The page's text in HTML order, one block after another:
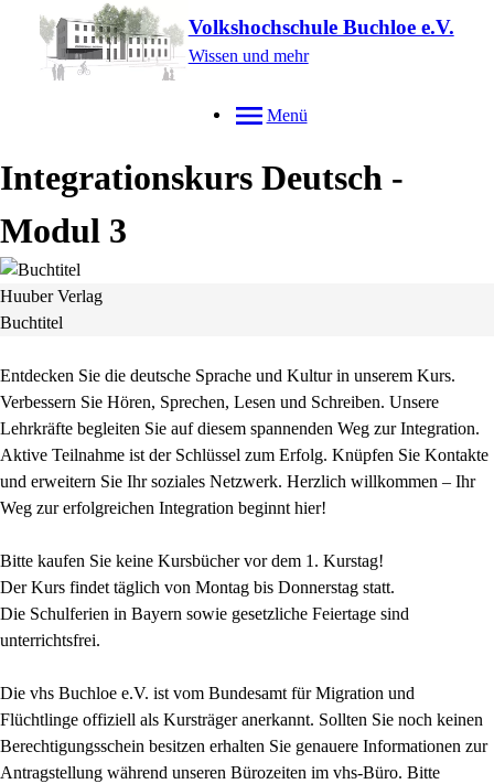
Volkshochschule Buchloe e.V.
Wissen und mehr
Menü
Integrationskurs Deutsch -
Modul 3
Huuber Verlag
Buchtitel
Entdecken Sie die deutsche Sprache und Kultur in unserem Kurs.
Verbessern Sie Hören, Sprechen, Lesen und Schreiben. Unsere
Lehrkräfte begleiten Sie auf diesem spannenden Weg zur Integration.
Aktive Teilnahme ist der Schlüssel zum Erfolg. Knüpfen Sie Kontakte
und erweitern Sie Ihr soziales Netzwerk. Herzlich willkommen – Ihr
Weg zur erfolgreichen Integration beginnt hier!
Bitte kaufen Sie keine Kursbücher vor dem 1. Kurstag!
Der Kurs findet täglich von Montag bis Donnerstag statt.
Die Schulferien in Bayern sowie gesetzliche Feiertage sind
unterrichtsfrei.
Die vhs Buchloe e.V. ist vom Bundesamt für Migration und
Flüchtlinge offiziell als Kursträger anerkannt. Sollten Sie noch keinen
Berechtigungsschein besitzen erhalten Sie genauere Informationen zur
Antragstellung während unseren Bürozeiten im vhs-Büro. Bitte